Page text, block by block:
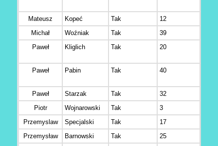
Mateusz Kopeć Tak 12
Michał
Woźniak Tak 39
Paweł
Kliglich Tak 20
Paweł Pabin Tak 40
Paweł
Starzak Tak 32
Piotr
Wojnarowski Tak 3
Przemyslaw
Specjalski Tak 17
Przemysław
Barnowski Tak 25